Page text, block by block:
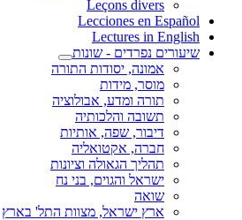
Leçons divers
Lecciones en Español
Lectures in English
שיעורים נפרדים - שונות
אמונה, יסודות התורה
מוסר, מידות
תורה ומדע, אבולוציה
תשובה והלכותיה
דיבור, שפה, אותיות
חברה, אקטואליה
תהליך הגאולה וציונות
ישראל והגוים, בני נח
שואה
ארץ ישראל, מצוות התל' בארץ